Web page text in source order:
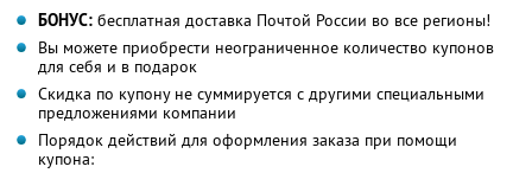
БОНУС: бесплатная доставка Почтой России во все регионы!
Вы можете приобрести неограниченное количество купонов
для себя и в подарок
Скидка по купону не суммируется с другими специальными
предложениями компании
Порядок действий для оформления заказа при помощи
купона: